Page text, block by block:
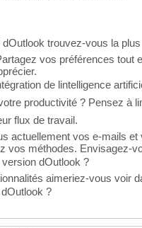
trouvez-vous la
vos préférences tout
de lintelligence
productivité ? Pensez à
flux de travail.
actuellement vos e-mails et
vos méthodes. Envisagez-
dOutlook ?
aimeriez-vous voir
?